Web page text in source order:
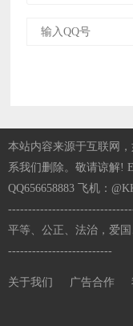
本站内容来源于互联网
系我们删除。敬请谅解!
QQ656658883 飞机：
平等、公正、法治，爱
--------------------------
关于我们 广告合作